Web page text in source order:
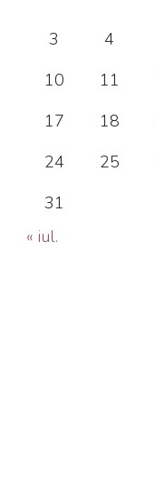
3
4
10
11
17
18
24
25
31
« iul.